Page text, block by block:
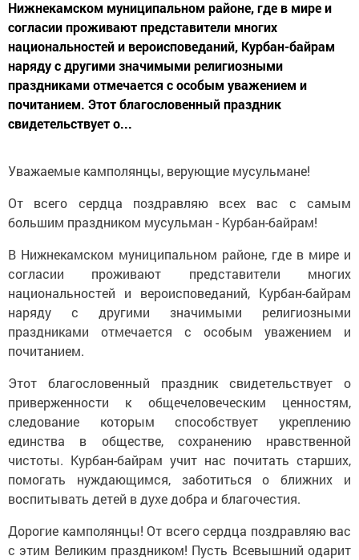
Нижнекамском муниципальном районе, где в мире и
согласии проживают представители многих
национальностей и вероисповеданий, Курбан-байрам
наряду с другими значимыми религиозными
праздниками отмечается с особым уважением и
почитанием. Этот благословенный праздник
свидетельствует о...
Уважаемые камполянцы, верующие мусульмане!
От всего сердца поздравляю всех вас с самым
большим праздником мусульман - Курбан-байрам!
В Нижнекамском муниципальном районе, где в мире и
согласии проживают представители многих
национальностей и вероисповеданий, Курбан-байрам
наряду с другими значимыми религиозными
праздниками отмечается с особым уважением и
почитанием.
Этот благословенный праздник свидетельствует о
приверженности к общечеловеческим ценностям,
следование которым способствует укреплению
единства в обществе, сохранению нравственной
чистоты. Курбан-байрам учит нас почитать старших,
помогать нуждающимся, заботиться о ближних и
воспитывать детей в духе добра и благочестия.
Дорогие камполянцы! От всего сердца поздравляю вас
с этим Великим праздником! Пусть Всевышний одарит